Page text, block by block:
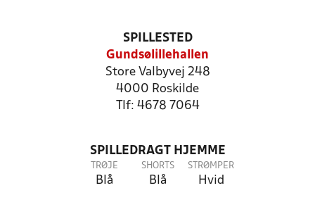
SPILLESTED
Gundsølillehallen
Store Valbyvej 248
4000 Roskilde
Tlf: 4678 7064
SPILLEDRAGT HJEMME
TRØJE
Blå
SHORTS
Blå
STRØMPER
Hvid